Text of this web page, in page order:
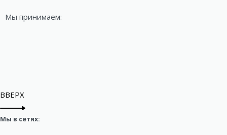
Мы принимаем:
ВВЕРХ
Мы в сетях: